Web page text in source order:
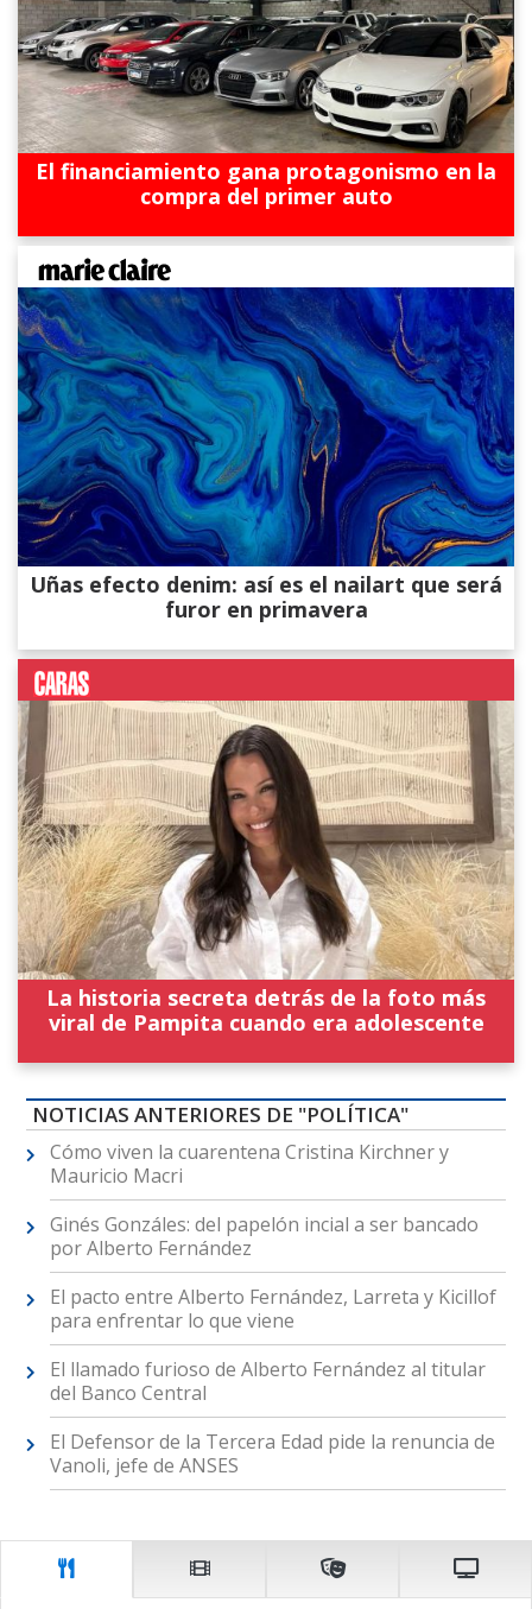
El financiamiento gana protagonismo en la
compra del primer auto
Uñas efecto denim: así es el nailart que será
furor en primavera
La historia secreta detrás de la foto más
viral de Pampita cuando era adolescente
NOTICIAS ANTERIORES DE "POLÍTICA"
Cómo viven la cuarentena Cristina Kirchner y
Mauricio Macri
Ginés Gonzáles: del papelón incial a ser bancado
por Alberto Fernández
El pacto entre Alberto Fernández, Larreta y Kicillof
para enfrentar lo que viene
El llamado furioso de Alberto Fernández al titular
del Banco Central
El Defensor de la Tercera Edad pide la renuncia de
Vanoli, jefe de ANSES